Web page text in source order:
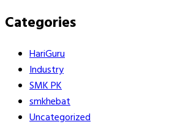
Categories
HariGuru
Industry
SMK PK
smkhebat
Uncategorized